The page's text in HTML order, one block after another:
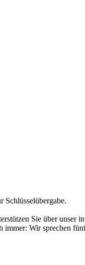
Schlüsselübergabe.
Sie über unser
Wir sprechen